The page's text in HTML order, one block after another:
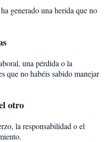
generado una herida que no
una pérdida o la
que no habéis sabido manejar
otro
la responsabilidad o el